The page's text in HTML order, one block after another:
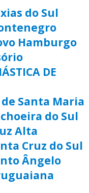
do Sul
Hamburgo
DE
Santa Maria
do Sul
Alta
Cruz do Sul
Ângelo